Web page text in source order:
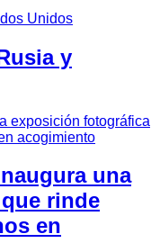
y
una
rinde
en